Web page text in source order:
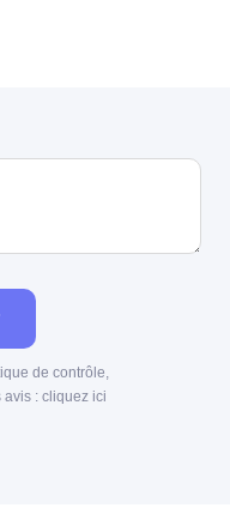
de contrôle,
avis : cliquez ici